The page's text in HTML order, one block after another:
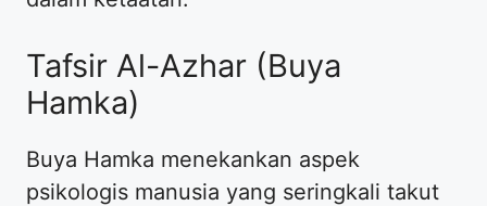
Tafsir Al-Azhar (Buya
Hamka)
Buya Hamka menekankan aspek
psikologis manusia yang seringkali takut